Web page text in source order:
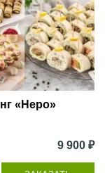
«Неро»
9 900 ₽